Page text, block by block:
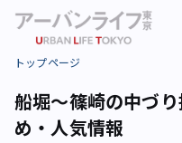
トップページ
船堀～篠崎の中づ
め・人気情報